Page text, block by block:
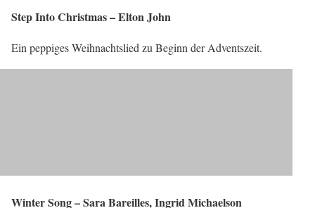
Step Into Christmas – Elton John
Ein peppiges Weihnachtslied zu Beginn der Adventszeit.
Winter Song – Sara Bareilles, Ingrid Michaelson